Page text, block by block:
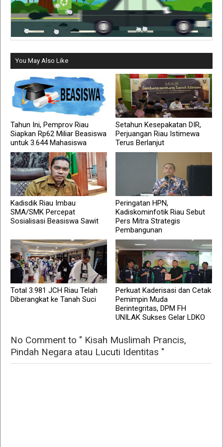
You May Also Like
Tahun Ini, Pemprov Riau
Siapkan Rp62 Miliar Beasiswa
untuk 3.644 Mahasiswa
Setahun Kesepakatan DIR,
Perjuangan Riau Istimewa
Terus Berlanjut
Kadisdik Riau Imbau
SMA/SMK Percepat
Sosialisasi Beasiswa Sawit
Peringatan HPN,
Kadiskominfotik Riau Sebut
Pers Mitra Strategis
Pembangunan
Total 3.981 JCH Riau Telah
Diberangkat ke Tanah Suci
Perkuat Kaderisasi dan Cetak
Pemimpin Muda
Berintegritas, DPM FH
UNILAK Sukses Gelar LDKO
No Comment to " Kisah Muslimah Prancis,
Pindah Negara atau Lucuti Identitas "